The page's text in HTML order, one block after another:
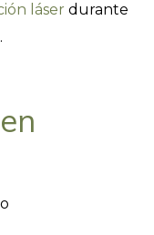
láser durante